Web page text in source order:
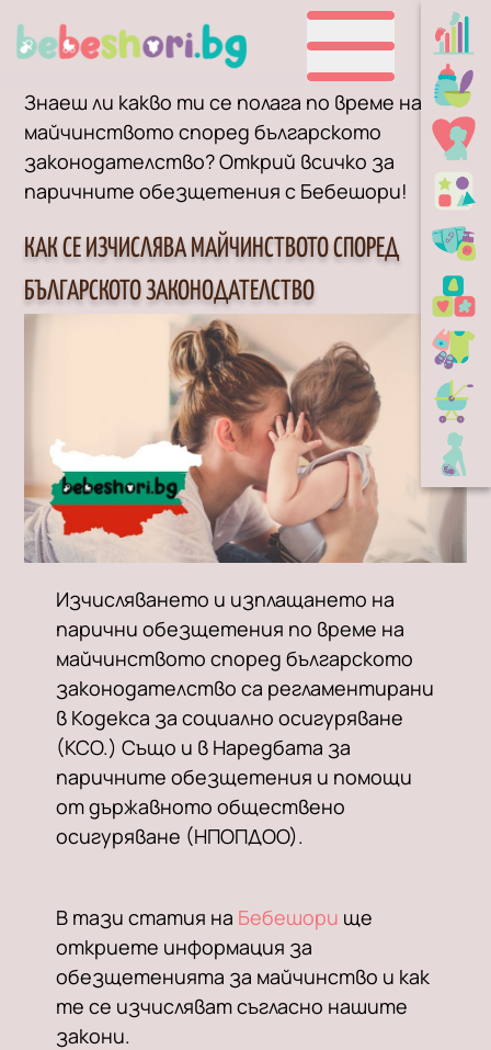
Знаеш ли какво ти се полага по време на
майчинството според българското
законодателство? Открий всичко за
паричните обезщетения с Бебешори!
КАК СЕ ИЗЧИСЛЯВА МАЙЧИНСТВОТО СПОРЕД
БЪЛГАРСКОТО ЗАКОНОДАТЕЛСТВО
Изчисляването и изплащането на
парични обезщетения по време на
майчинството според българското
законодателство са регламентирани
в Кодекса за социално осигуряване
(КСО.) Също и в Наредбата за
паричните обезщетения и помощи
от държавното обществено
осигуряване (НПОПДОО).
В тази статия на Бебешори ще
откриете информация за
обезщетенията за майчинство и как
те се изчисляват съгласно нашите
закони.